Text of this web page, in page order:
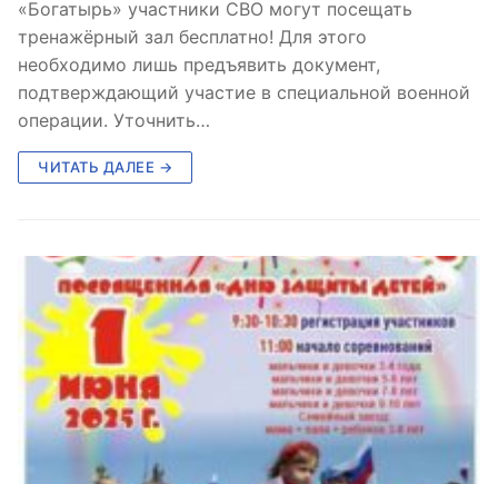
«Богатырь» участники СВО могут посещать
тренажёрный зал бесплатно! Для этого
необходимо лишь предъявить документ,
подтверждающий участие в специальной военной
операции. Уточнить…
ЧИТАТЬ ДАЛЕЕ →